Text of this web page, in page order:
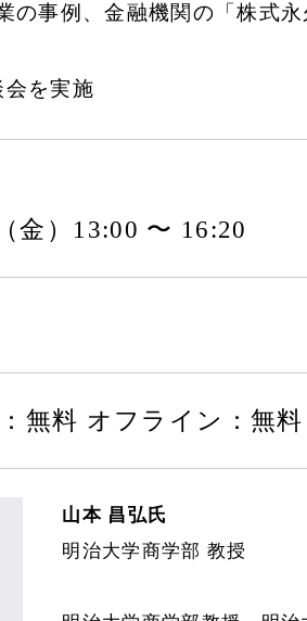
事例、金融機関の「株式
を実施
金）13:00 〜 16:20
無料 オフライン：無料
山本 昌弘氏
明治大学商学部 教授